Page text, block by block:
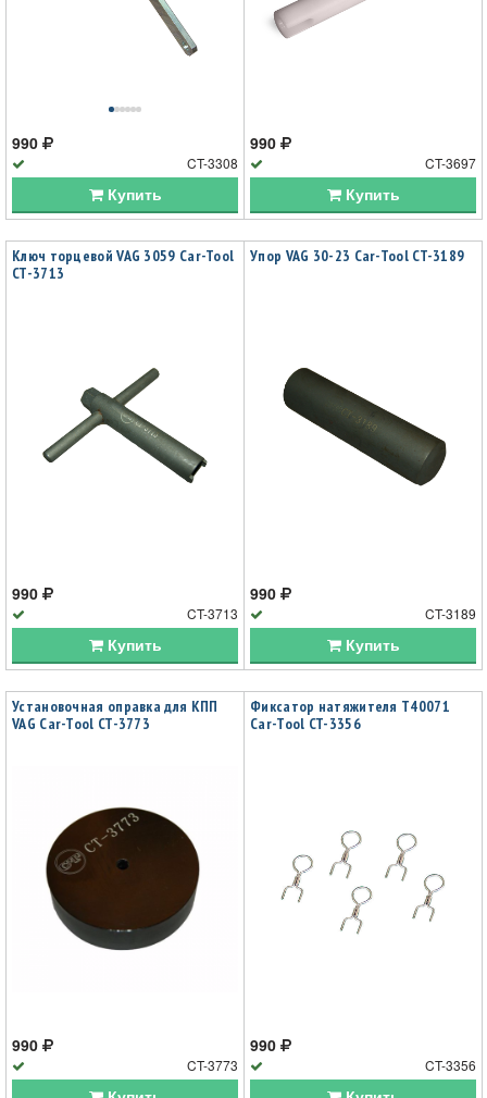
990
CT-3308
Купить
990
CT-3697
Купить
Ключ торцевой VAG 3059 Car-Tool
CT-3713
990
CT-3713
Купить
Упор VAG 30-23 Car-Tool CT-3189
990
CT-3189
Купить
Установочная оправка для КПП
VAG Car-Tool CT-3773
990
CT-3773
Фиксатор натяжителя T40071
Car-Tool CT-3356
990
CT-3356